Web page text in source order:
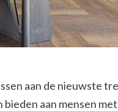
aan de nieuwste
aan mensen